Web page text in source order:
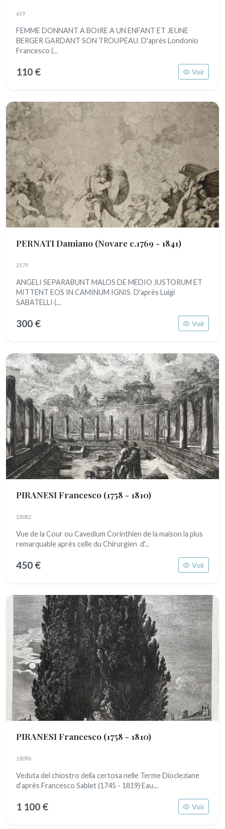
619
FEMME DONNANT A BOIRE A UN ENFANT ET JEUNE
BERGER GARDANT SON TROUPEAU. D'après Londonio
Francesco (...
110 € Voir
PERNATI Damiano (Novare c.1769 - 1841)
2179
ANGELI SEPARABUNT MALOS DE MEDIO JUSTORUM ET
MITTENT EOS IN CAMINUM IGNIS. D'après Luigi
SABATELLI (...
300 € Voir
PIRANESI Francesco (1758 - 1810)
18082
Vue de la Cour ou Cavedium Corinthien de la maison la plus
remarquable après celle du Chirurgien d'...
450 € Voir
PIRANESI Francesco (1758 - 1810)
18096
Veduta del chiostro della certosa nelle Terme Diocleziane
d’après Francesco Sablet (1745 - 1819) Eau...
1 100 € Voir